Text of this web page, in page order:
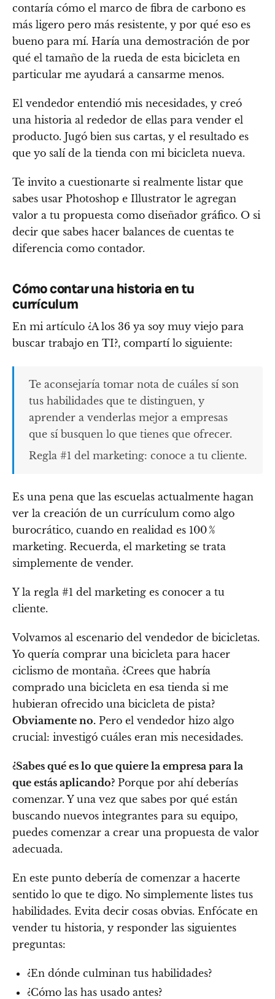
contaría cómo el marco de fibra de carbono es
más ligero pero más resistente, y por qué eso es
bueno para mí. Haría una demostración de por
qué el tamaño de la rueda de esta bicicleta en
particular me ayudará a cansarme menos.
El vendedor entendió mis necesidades, y creó
una historia al rededor de ellas para vender el
producto. Jugó bien sus cartas, y el resultado es
que yo salí de la tienda con mi bicicleta nueva.
Te invito a cuestionarte si realmente listar que
sabes usar Photoshop e Illustrator le agregan
valor a tu propuesta como diseñador gráfico. O si
decir que sabes hacer balances de cuentas te
diferencia como contador.
Cómo contar una historia en tu
currículum
En mi artículo ¿A los 36 ya soy muy viejo para
buscar trabajo en TI?, compartí lo siguiente:
Te aconsejaría tomar nota de cuáles sí son
tus habilidades que te distinguen, y
aprender a venderlas mejor a empresas
que sí busquen lo que tienes que ofrecer.
Regla #1 del marketing: conoce a tu cliente.
Es una pena que las escuelas actualmente hagan
ver la creación de un currículum como algo
burocrático, cuando en realidad es 100 %
marketing. Recuerda, el marketing se trata
simplemente de vender.
Y la regla #1 del marketing es conocer a tu
cliente.
Volvamos al escenario del vendedor de bicicletas.
Yo quería comprar una bicicleta para hacer
ciclismo de montaña. ¿Crees que habría
comprado una bicicleta en esa tienda si me
hubieran ofrecido una bicicleta de pista?
Obviamente no. Pero el vendedor hizo algo
crucial: investigó cuáles eran mis necesidades.
¿Sabes qué es lo que quiere la empresa para la
que estás aplicando? Porque por ahí deberías
comenzar. Y una vez que sabes por qué están
buscando nuevos integrantes para su equipo,
puedes comenzar a crear una propuesta de valor
adecuada.
En este punto debería de comenzar a hacerte
sentido lo que te digo. No simplemente listes tus
habilidades. Evita decir cosas obvias. Enfócate en
vender tu historia, y responder las siguientes
preguntas:
¿En dónde culminan tus habilidades?
¿Cómo las has usado antes?